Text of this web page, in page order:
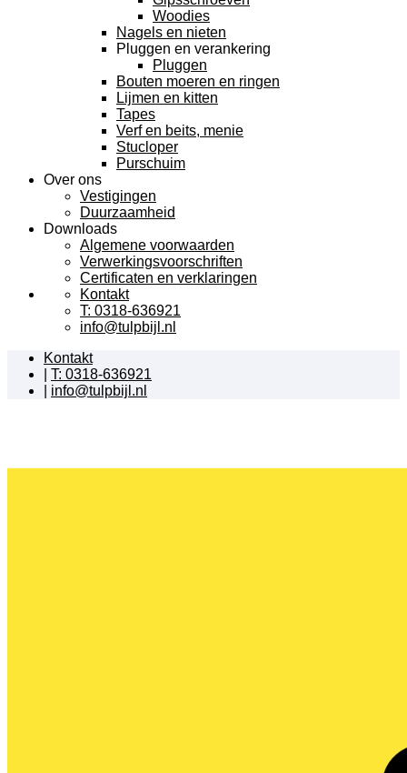
Woodies
Nagels en nieten
Pluggen en verankering
Pluggen
Bouten moeren en ringen
Lijmen en kitten
Tapes
Verf en beits, menie
Stucloper
Purschuim
Over ons
Vestigingen
Duurzaamheid
Downloads
Algemene voorwaarden
Verwerkingsvoorschriften
Certificaten en verklaringen
Kontakt
T: 0318-636921
info@tulpbijl.nl
Kontakt
T: 0318-636921
info@tulpbijl.nl